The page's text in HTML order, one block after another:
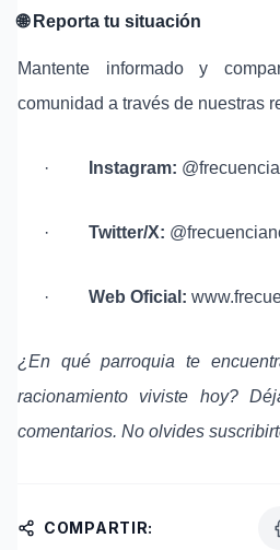
🌐Reporta tu situación
Mantente informado y
comunidad a través de nuestras
· Instagram:
· Twitter/X:
· Web Oficial:
¿En qué parroquia te
racionamiento viviste hoy?
comentarios. No olvides
COMPARTIR: